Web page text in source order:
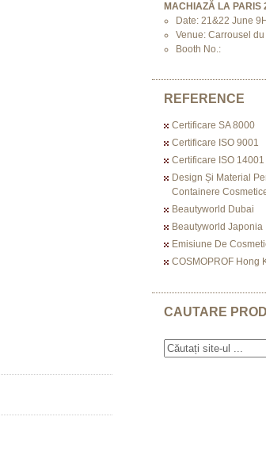
MACHIAZĂ LA PARIS
Date: 21&22 June
Venue: Carrousel
Booth No.:
REFERENCE
Certificare SA 8000
Certificare ISO 9001
Certificare ISO 14001
Design Și Material
Containere
Beautyworld Dubai
Beautyworld Japonia
Emisiune De
COSMOPROF Hong
CAUTARE